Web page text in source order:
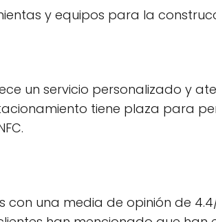
y equipos para la
un servicio personalizado y
tiene plaza para
con una media de opinión de